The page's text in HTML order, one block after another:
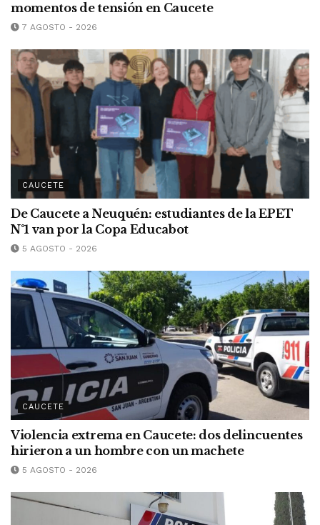
momentos de tensión en Caucete
7 AGOSTO - 2026
CAUCETE
De Caucete a Neuquén: estudiantes de la EPET
N°1 van por la Copa Educabot
5 AGOSTO - 2026
CAUCETE
Violencia extrema en Caucete: dos delincuentes
hirieron a un hombre con un machete
5 AGOSTO - 2026